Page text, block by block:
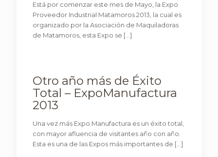
Está por comenzar este mes de Mayo, la Expo
Proveedor Industrial Matamoros 2013, la cual es
organizado por la Asociación de Maquiladoras
de Matamoros, esta Expo se […]
Otro año más de Éxito
Total – ExpoManufactura
2013
Una vez más Expo Manufactura es un éxito total,
con mayor afluencia de visitantes año con año.
Esta es una de las Expos más importantes de […]